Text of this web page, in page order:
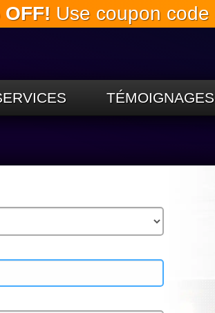
Passez
au
OFF! Use coupon code
TÉMOIGNAGES